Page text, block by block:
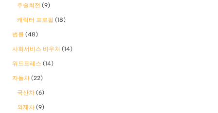
주술회전 (9)
캐릭터 프로필 (18)
법률 (48)
사회서비스 바우처 (14)
워드프레스 (14)
자동차 (22)
국산차 (6)
외제차 (9)